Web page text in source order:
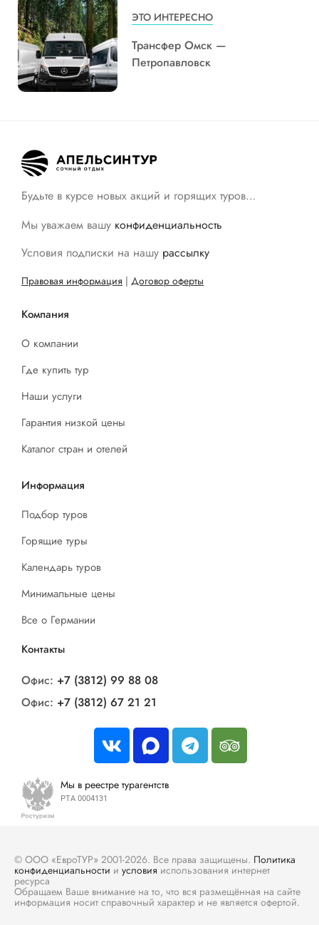
ЭТО ИНТЕРЕСНО
Трансфер Омск —
Петропавловск
Будьте в курсе новых акций и горящих туров…
Мы уважаем вашу конфиденциальность
Условия подписки на нашу рассылку
Правовая информация | Договор оферты
Компания
О компании
Где купить тур
Наши услуги
Гарантия низкой цены
Каталог стран и отелей
Информация
Подбор туров
Горящие туры
Календарь туров
Минимальные цены
Все о Германии
Контакты
Офис: +7 (3812) 99 88 08
Офис: +7 (3812) 67 21 21
Мы в реестре турагентств
РТА 0004131
© ООО «ЕвроТУР» 2001-2026. Все права защищены. Политика
конфиденциальности и условия использования интернет
ресурса
Обращаем Ваше внимание на то, что вся размещённая на сайте
информация носит справочный характер и не является офертой.